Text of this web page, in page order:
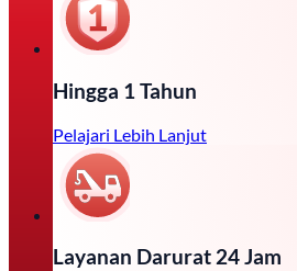
Hingga 1 Tahun
Pelajari Lebih Lanjut
Layanan Darurat 24 Jam